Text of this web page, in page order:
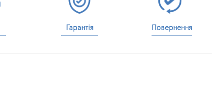
Гарантія Повернення